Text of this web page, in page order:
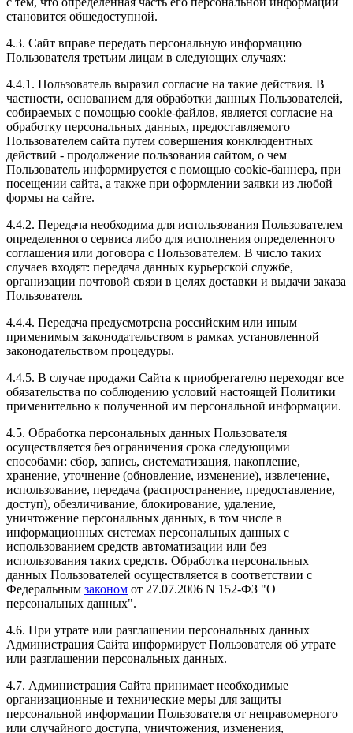
становится общедоступной.
4.3. Сайт вправе передать персональную информацию
Пользователя третьим лицам в следующих случаях:
4.4.1. Пользователь выразил согласие на такие действия. В
частности, основанием для обработки данных Пользователей,
собираемых с помощью cookie-файлов, является согласие на
обработку персональных данных, предоставляемого
Пользователем сайта путем совершения конклюдентных
действий - продолжение пользования сайтом, о чем
Пользователь информируется с помощью cookie-баннера, при
посещении сайта, а также при оформлении заявки из любой
формы на сайте.
4.4.2. Передача необходима для использования Пользователем
определенного сервиса либо для исполнения определенного
соглашения или договора с Пользователем. В число таких
случаев входят: передача данных курьерской службе,
организации почтовой связи в целях доставки и выдачи заказа
Пользователя.
4.4.4. Передача предусмотрена российским или иным
применимым законодательством в рамках установленной
законодательством процедуры.
4.4.5. В случае продажи Сайта к приобретателю переходят все
обязательства по соблюдению условий настоящей Политики
применительно к полученной им персональной информации.
4.5. Обработка персональных данных Пользователя
осуществляется без ограничения срока следующими
способами: сбор, запись, систематизация, накопление,
хранение, уточнение (обновление, изменение), извлечение,
использование, передача (распространение, предоставление,
доступ), обезличивание, блокирование, удаление,
уничтожение персональных данных, в том числе в
информационных системах персональных данных с
использованием средств автоматизации или без
использования таких средств. Обработка персональных
данных Пользователей осуществляется в соответствии с
Федеральным законом от 27.07.2006 N 152-ФЗ "О
персональных данных".
4.6. При утрате или разглашении персональных данных
Администрация Сайта информирует Пользователя об утрате
или разглашении персональных данных.
4.7. Администрация Сайта принимает необходимые
организационные и технические меры для защиты
персональной информации Пользователя от неправомерного
или случайного доступа, уничтожения, изменения,